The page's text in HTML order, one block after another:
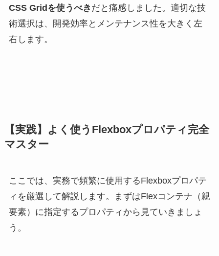
CSS Gridを使うべき だと痛感しました。適切な技
術選択は、開発効率とメンテナンス性を大きく左
右します。
【実践】よく使うFlexboxプロパティ完全
マスター
ここでは、実務で頻繁に使用するFlexboxプロパテ
ィを厳選して解説します。まずはFlexコンテナ（親
要素）に指定するプロパティから見ていきましょ
う。